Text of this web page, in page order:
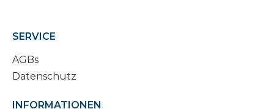
SERVICE
AGBs
Datenschutz
INFORMATIONEN